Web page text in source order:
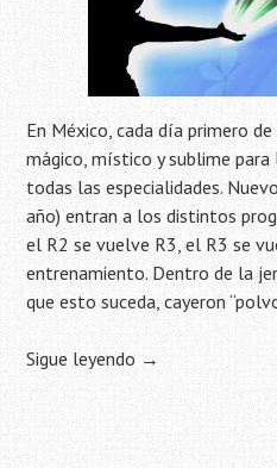
En México, cada día primero
mágico, místico y sublime
todas las especialidades.
año) entran a los distintos
el R2 se vuelve R3, el R3 se
entrenamiento. Dentro de la
que esto suceda, cayeron
Sigue leyendo →